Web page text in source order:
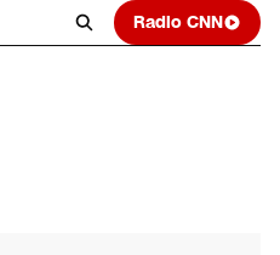
Radio CNN